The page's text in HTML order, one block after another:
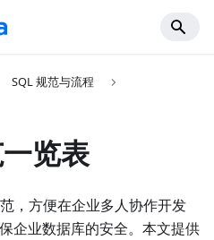
SQL 规范与流程
览表
，方便在企业多人协作开发
企业数据库的安全。本文提供